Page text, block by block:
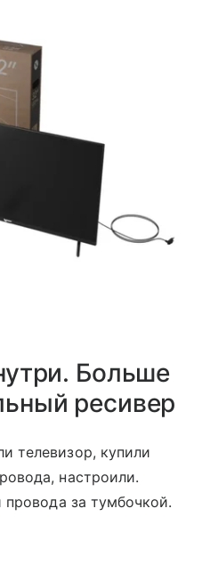
Больше
ресивер
телевизор, купили
настроили.
провода за тумбочкой.